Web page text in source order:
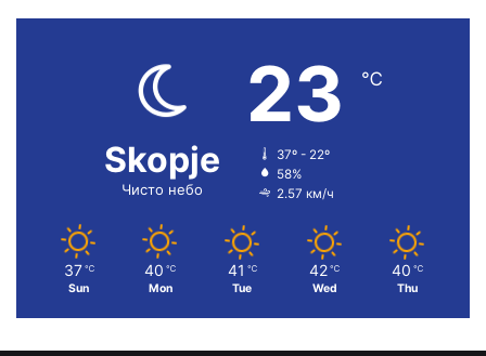
Skopje
Чисто небо
23 ℃
37º - 22º
58%
2.57 км/ч
37 ℃
Sun
40 ℃
Mon
41 ℃
Tue
42 ℃
Wed
40 ℃
Thu